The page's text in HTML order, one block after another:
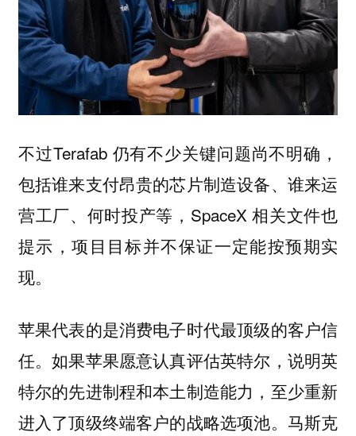
不过Terafab 仍有不少关键问题尚不明确，
包括谁来支付昂贵的芯片制造设备、谁来运
营工厂、何时投产等，SpaceX 相关文件也
提示，项目目标并不保证一定能按预期实
现。
苹果代表的是消费电子时代最顶级的客户信
任。如果苹果愿意认真评估英特尔，说明英
特尔的先进制程和本土制造能力，至少重新
进入了顶级终端客户的战略选项池。马斯克